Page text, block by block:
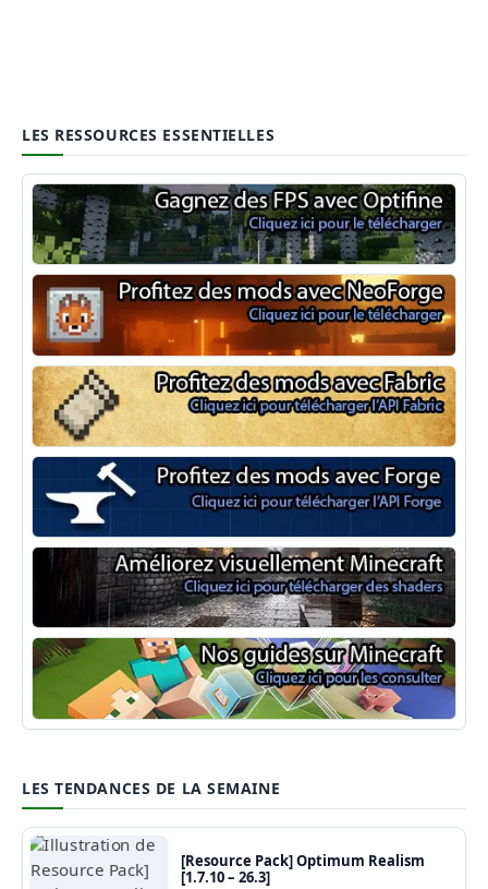
LES RESSOURCES ESSENTIELLES
Optifine
NeoForge
Minecraft Fabric
Minecraft Forge
Shaders Minecraft
Guide Minecraft
LES TENDANCES DE LA SEMAINE
[Resource Pack] Optimum Realism
[1.7.10 – 26.3]